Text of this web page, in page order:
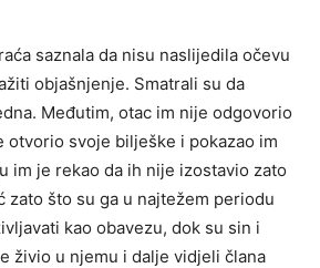
saznala da nisu naslijedila očevu
objašnjenje. Smatrali su da
Međutim, otac im nije odgovorio
otvorio svoje bilješke i pokazao im
im je rekao da ih nije izostavio zato
zato što su ga u najtežem periodu
kao obavezu, dok su sin i
živio u njemu i dalje vidjeli člana